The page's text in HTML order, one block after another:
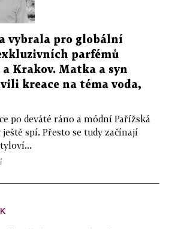
vybrala pro globální
parfémů
a Krakov. Matka a syn
kreace na téma voda,
po deváté ráno a módní Pařížská
spí. Přesto se tudy začínají